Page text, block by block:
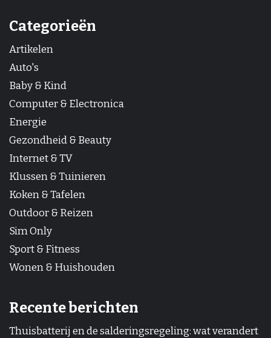
Categorieën
Artikelen
Auto's
Baby & Kind
Computer & Electronica
Energie
Gezondheid & Beauty
Internet & TV
Klussen & Tuinieren
Koken & Tafelen
Outdoor & Reizen
Sim Only
Sport & Fitness
Wonen & Huishouden
Recente berichten
Thuisbatterij en de salderingsregeling: wat verandert